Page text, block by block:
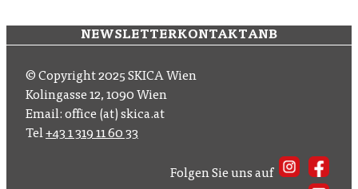
NEWSLETTERKONTAKTANB
© Copyright 2025 SKICA Wien
Kolingasse 12, 1090 Wien
Email: office (at) skica.at
Tel+43 1 319 11 60 33
Folgen Sie uns auf